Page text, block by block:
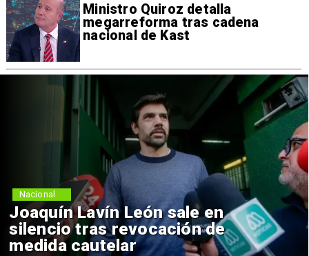
Ministro Quiroz detalla
megarreforma tras cadena
nacional de Kast
Joaquín Lavín León sale en
silencio tras revocación de
medida cautelar
Nacional